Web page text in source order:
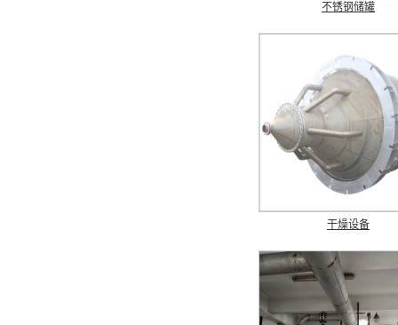
不锈钢储罐
干燥设备